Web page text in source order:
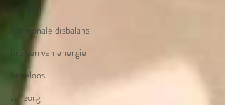
opladen
hormonale disbalans
bruisen van energie
lusteloos
zelfzorg